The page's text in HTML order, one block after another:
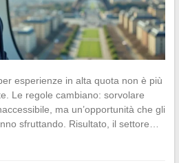
esperienze in alta quota non è più
Le regole cambiano: sorvolare
ma un’opportunità che gli
sfruttando. Risultato, il settore…